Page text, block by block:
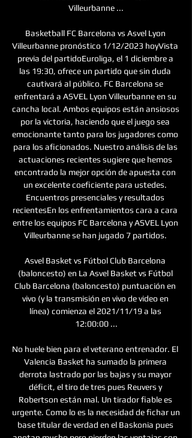
Villeurbanne ...
Basketball FC Barcelona vs Asvel Lyon
Villeurbanne pronóstico 1/12/2023 hoyVista
previa del partidoEuroliga, el 1 diciembre a
las 19:30, ofrece un partido que sin duda
cautivará al público. FC Barcelona se
enfrentará a ASVEL Lyon Villeurbanne en su
cancha local. Ambos equipos están ansiosos
por la victoria, haciendo que el juego sea
emocionante tanto para los jugadores como
para los aficionados. Nuestro análisis de las
actuaciones recientes sugiere que hemos
encontrado la mejor opción de apuesta con
un excelente coeficiente para ustedes.
Encuentros presenciales y resultados
recientesEn los enfrentamientos cara a cara
entre los equipos FC Barcelona y ASVEL Lyon
Villeurbanne se han jugado 7 partidos.
Asvel Basket vs Fútbol Club Barcelona
(baloncesto) en La Asvel Basket vs Fútbol
Club Barcelona (baloncesto) puntuación en
vivo (y la transmisión en vivo de video en
línea) comienza el 2021/11/19 a las
12:00:00 ...
No huele bien para el veterano entrenador. El
Valencia Basket ha sumado la primera
derrota lastrado por las bajas y su mayor
déficit, el tiro de tres pues Reuvers y
Robertson están mal. Un tirador fiable es
urgente. Como lo es la necesidad de fichar un
base titular de verdad en el Baskonia pues